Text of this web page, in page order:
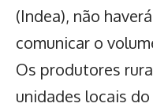
(Indea), não
comunicar o
Os produtores
unidades locais